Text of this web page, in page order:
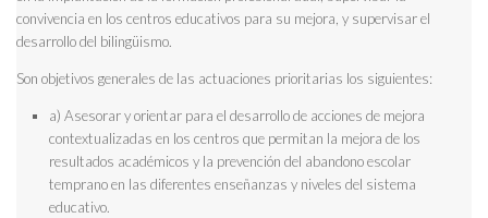
convivencia en los centros educativos para su mejora, y supervisar el
desarrollo del bilingüismo.
Son objetivos generales de las actuaciones prioritarias los siguientes:
a) Asesorar y orientar para el desarrollo de acciones de mejora
contextualizadas en los centros que permitan la mejora de los
resultados académicos y la prevención del abandono escolar
temprano en las diferentes enseñanzas y niveles del sistema
educativo.